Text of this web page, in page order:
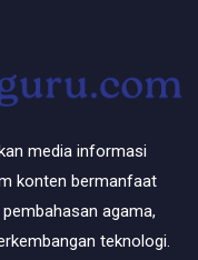
media informasi
konten bermanfaat
agama,
teknologi.